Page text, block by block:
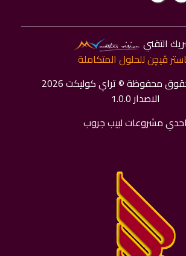
التقني
ﭬﻴﭽﻦ للحلول المتكاملة
محفوظة © تراي كوليكت 2026
الاصدار 1.0.0
احدي مشروعات لبيب جروب